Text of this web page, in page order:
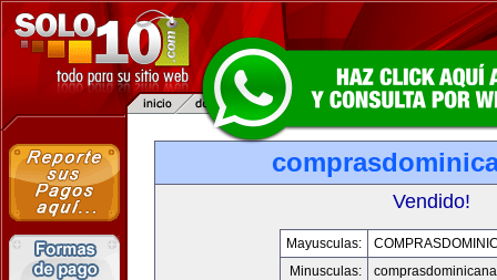
Vendido!
Mayusculas:
Minusculas: